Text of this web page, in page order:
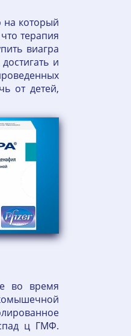
на который
терапия
виагра
и
от детей,
во время
ц ГМФ.